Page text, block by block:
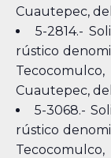
Cuautepec,
5-2814.-
rústico
Cuautepec,
5-3068.-
rústico